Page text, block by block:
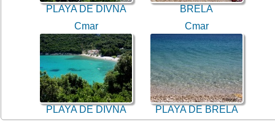
PLAYA DE DIVNA
BRELA
Cmar
PLAYA DE DIVNA
Cmar
PLAYA DE BRELA